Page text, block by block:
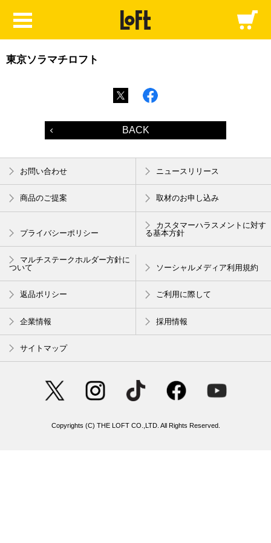
東京ソラマチロフト
BACK
お問い合わせ ニュースリリース
商品のご提案 取材のお申し込み
プライバシーポリシー
カスタマーハラスメントに対す
る基本方針
マルチステークホルダー方針に
ついて
ソーシャルメディア利用規約
返品ポリシー ご利用に際して
企業情報 採用情報
サイトマップ
Copyrights (C) THE LOFT CO.,LTD. All Rights Reserved.